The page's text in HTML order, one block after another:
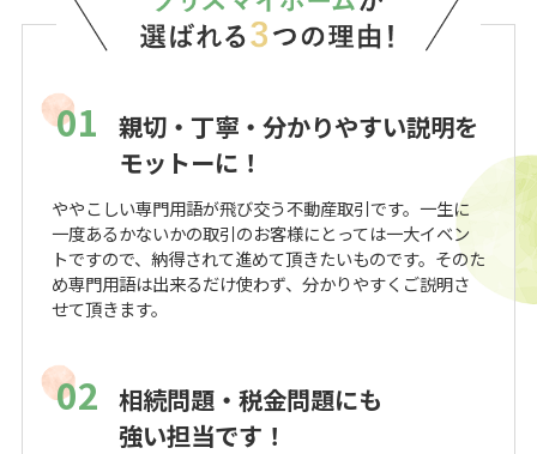
01
親切・丁寧・分かりやすい説明を
モットーに！
ややこしい専門用語が飛び交う不動産取引です。一生に
一度あるかないかの取引のお客様にとっては一大イベン
トですので、納得されて進めて頂きたいものです。そのた
め専門用語は出来るだけ使わず、分かりやすくご説明さ
せて頂きます。
02 相続問題・税金問題にも
強い担当です！